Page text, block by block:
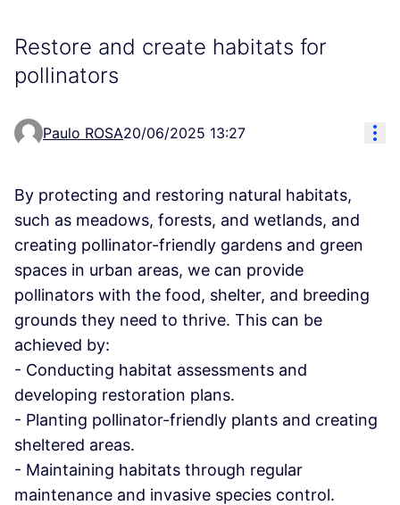
Restore and create habitats for
pollinators
Paulo ROSA20/06/2025 13:27
By protecting and restoring natural habitats,
such as meadows, forests, and wetlands, and
creating pollinator-friendly gardens and green
spaces in urban areas, we can provide
pollinators with the food, shelter, and breeding
grounds they need to thrive. This can be
achieved by:
- Conducting habitat assessments and
developing restoration plans.
- Planting pollinator-friendly plants and creating
sheltered areas.
- Maintaining habitats through regular
maintenance and invasive species control.